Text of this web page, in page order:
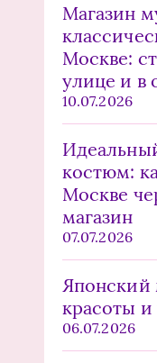
Магазин
Москве:
улице и в
10.07.2026
костюм:
Москве
магазин
07.07.2026
Японский
красоты и
06.07.2026